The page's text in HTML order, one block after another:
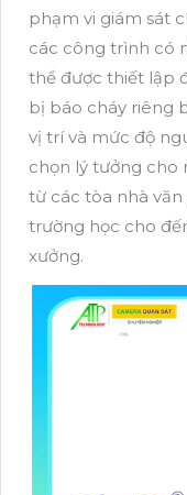
phạm vi giám sát
các công trình có
thể được thiết lập
bị báo cháy riêng
vị trí và mức độ
chọn lý tưởng cho
từ các tòa nhà
trường học cho
xưởng.